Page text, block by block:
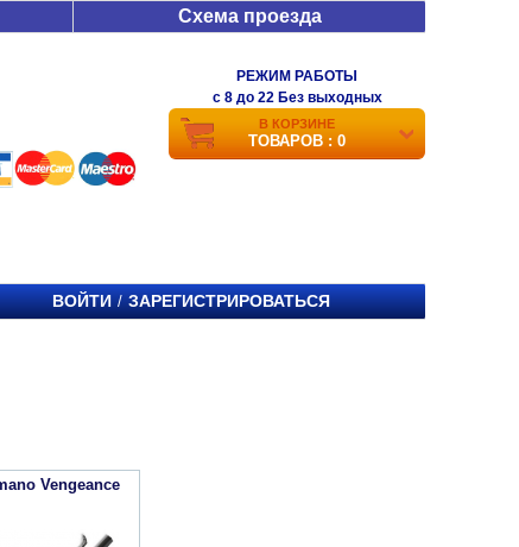
Схема проезда
РЕЖИМ РАБОТЫ
c 8 до 22 Без выходных
В КОРЗИНЕ
ТОВАРОВ : 0
ВОЙТИ / ЗАРЕГИСТРИРОВАТЬСЯ
Vengeance